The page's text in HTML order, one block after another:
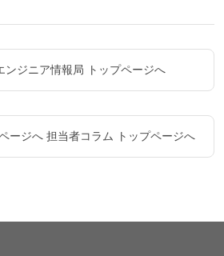
ンジニア情報局 トップページへ
ージへ 担当者コラム トップページへ